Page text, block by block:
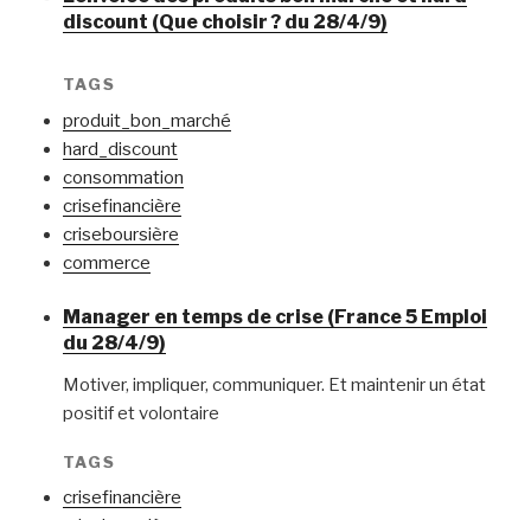
discount (Que choisir ? du 28/4/9)
TAGS
produit_bon_marché
hard_discount
consommation
crisefinancière
criseboursière
commerce
Manager en temps de crise (France 5 Emploi
du 28/4/9)
Motiver, impliquer, communiquer. Et maintenir un état
positif et volontaire
TAGS
crisefinancière